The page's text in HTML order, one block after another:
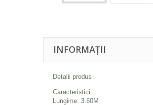
INFORMAȚII
Detalii produs
Caracteristici:
Lungime: 3.60M